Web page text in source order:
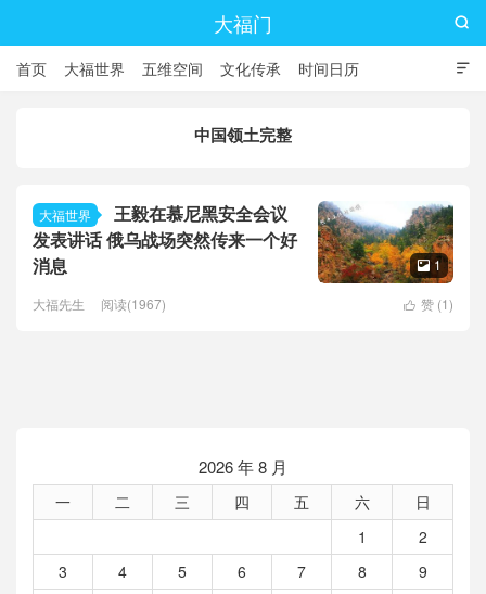
大福门

首页 大福世界 五维空间 文化传承 时间日历

中国领土完整
大福世界
王毅在慕尼黑安全会议
发表讲话 俄乌战场突然传来一个好
消息
 1
 赞 (1)
大福先生 阅读(1967)
2026 年 8 月
一 二 三 四 五 六
日
1
2
3
4 5 6 7 8
9